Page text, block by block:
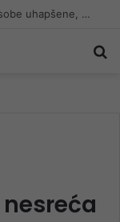
se rekordi